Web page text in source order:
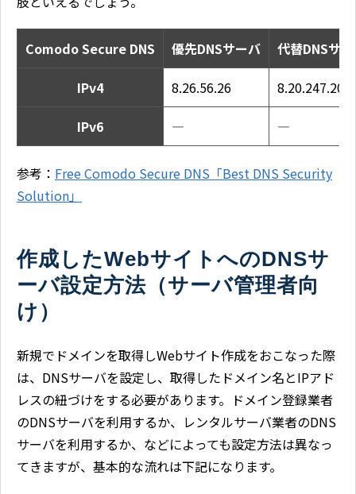
Comodo Secure DNS 優先DNSサーバ 代替DNSサ
IPv4 8.26.56.26 8.20.247.20
IPv6 ― ―
参考： Free Comodo Secure DNS「Best DNS Security
Solution」
作成したWebサイトへのDNSサ
ーバ設定方法（サーバ管理者向
け）
新規でドメインを取得しWebサイト作成をおこなった際
は、DNSサーバを設定し、取得したドメイン名とIPアド
レスの紐づけをする必要があります。ドメイン登録業者
のDNSサーバを利用するか、レンタルサーバ業者のDNS
サーバを利用するか、などによっても設定方法は異なっ
てきますが、基本的な流れは下記になります。